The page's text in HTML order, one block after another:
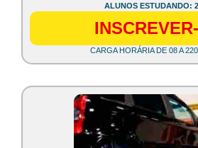
ALUNOS ESTUDANDO:
CARGA HORÁRIA DE 08 A